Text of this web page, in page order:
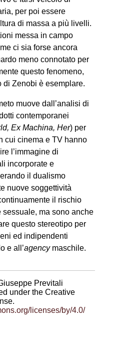
per poi essere
di massa a più livelli.
messa in campo
ci sia forse ancora
meno connotato per
questo fenomeno,
di Zenobi è esemplare.
muove dall’analisi di
contemporanei
Ex Machina, Her) per
cui cinema e TV hanno
l’immagine di
incorporate e
il dualismo
nuove soggettività
il rischio
ma sono anche
questo stereotipo per
ed indipendenti
e all’agencymaschile.
Previtali
under the Creative
licenses/by/4.0/